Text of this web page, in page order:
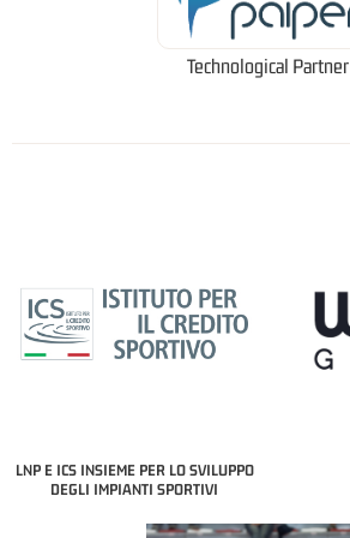
Technological Partner
LNP E ICS INSIEME PER LO SVILUPPO
DEGLI IMPIANTI SPORTIVI